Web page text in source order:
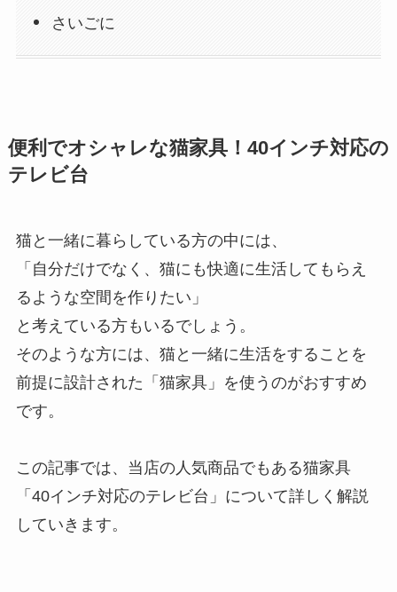
さいごに
便利でオシャレな猫家具！40インチ対応の
テレビ台
猫と一緒に暮らしている方の中には、
「自分だけでなく、猫にも快適に生活してもらえ
るような空間を作りたい」
と考えている方もいるでしょう。
そのような方には、猫と一緒に生活をすることを
前提に設計された「猫家具」を使うのがおすすめ
です。
この記事では、当店の人気商品でもある猫家具
「40インチ対応のテレビ台」について詳しく解説
していきます。